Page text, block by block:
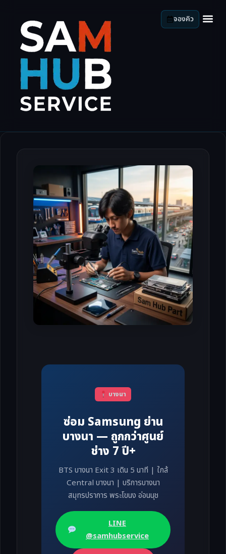
จองคิว
บางนา
ซ่อม Samsung ย่าน
บางนา — ถูกกว่าศูนย์
ช่าง 7 ปี+
BTS บางนา Exit 3 เดิน 5 นาที | ใกล้
Central บางนา | บริการบางนา
สมุทรปราการ พระโขนง อ่อนนุช
LINE
@samhubservice